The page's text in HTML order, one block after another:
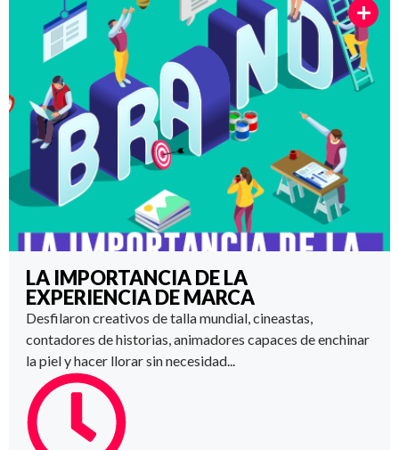
LA IMPORTANCIA DE LA
EXPERIENCIA DE MARCA
Desfilaron creativos de talla mundial, cineastas,
contadores de historias, animadores capaces de enchinar
la piel y hacer llorar sin necesidad...